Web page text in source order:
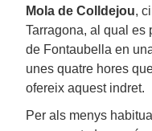
Mola de Colldejou,
Tarragona, al qual es
de Fontaubella en
unes quatre hores
ofereix aquest indret.
Per als menys